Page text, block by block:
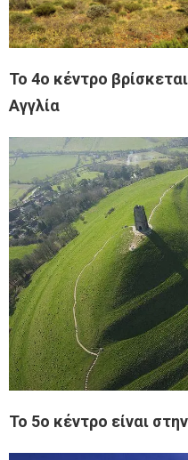
Το 4ο κέντρο
Αγγλία
Το 5ο κέντρο είναι